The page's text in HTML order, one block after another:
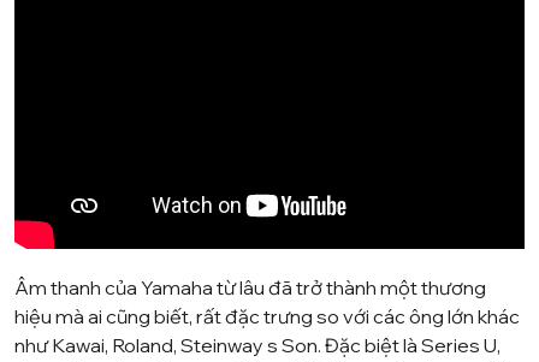
Âm thanh của Yamaha từ lâu đã trở thành một thương
hiệu mà ai cũng biết, rất đặc trưng so với các ông lớn khác
nhưKawai, Roland, Steinway s Son. Đặc biệt là Series U,